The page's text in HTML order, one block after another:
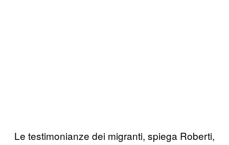
Le testimonianze dei migranti, spiega Roberti,